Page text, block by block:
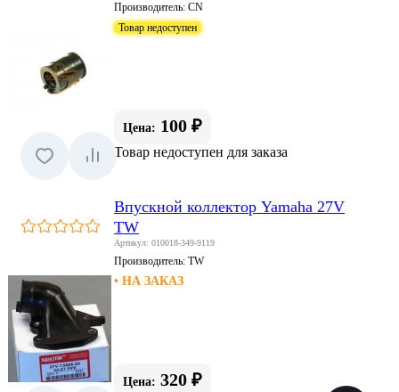
Производитель: CN
Товар недоступен
Цена: 100 ₽
Товар недоступен для заказа
Впускной коллектор Yamaha 27V
TW
Артикул: 010018-349-9119
Производитель: TW
• НА ЗАКАЗ
Цена: 320 ₽